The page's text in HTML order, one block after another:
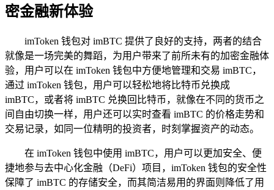
密金融新体验
imToken 钱包对 imBTC 提供了良好的支持，两者的结合
就像是一场完美的舞蹈，为用户带来了前所未有的加密金融体
验，用户可以在 imToken 钱包中方便地管理和交易 imBTC，
通过 imToken 钱包，用户可以轻松地将比特币兑换成
imBTC，或者将 imBTC 兑换回比特币，就像在不同的货币之
间自由切换一样，用户还可以实时查看 imBTC 的价格走势和
交易记录，如同一位精明的投资者，时刻掌握资产的动态。
在 imToken 钱包中使用 imBTC，用户可以更加安全、便
捷地参与去中心化金融（DeFi）项目，imToken 钱包的安全性
保障了 imBTC 的存储安全，而其简洁易用的界面则降低了用